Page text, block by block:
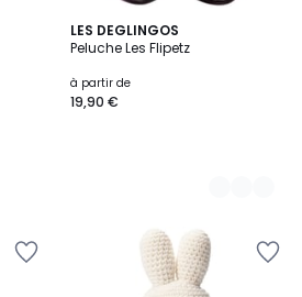
LES DEGLINGOS
Peluche Les Flipetz
à partir de
19,90 €
7
Couleurs